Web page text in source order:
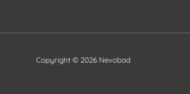
Copyright © 2026 Nevobad